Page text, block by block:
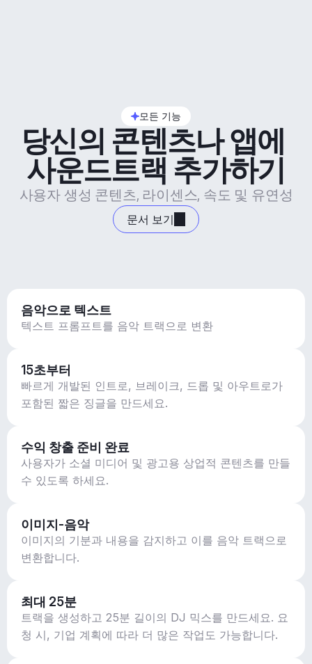
모든 기능
당신의 콘텐츠나 앱에
사운드트랙 추가하기
사용자 생성 콘텐츠, 라이센스, 속도 및 유연성
문서 보기
음악으로 텍스트
텍스트 프롬프트를 음악 트랙으로 변환
15초부터
빠르게 개발된 인트로, 브레이크, 드롭 및 아우트로가
포함된 짧은 징글을 만드세요.
수익 창출 준비 완료
사용자가 소셜 미디어 및 광고용 상업적 콘텐츠를 만들
수 있도록 하세요.
이미지-음악
이미지의 기분과 내용을 감지하고 이를 음악 트랙으로
변환합니다.
최대 25분
트랙을 생성하고 25분 길이의 DJ 믹스를 만드세요. 요
청 시, 기업 계획에 따라 더 많은 작업도 가능합니다.